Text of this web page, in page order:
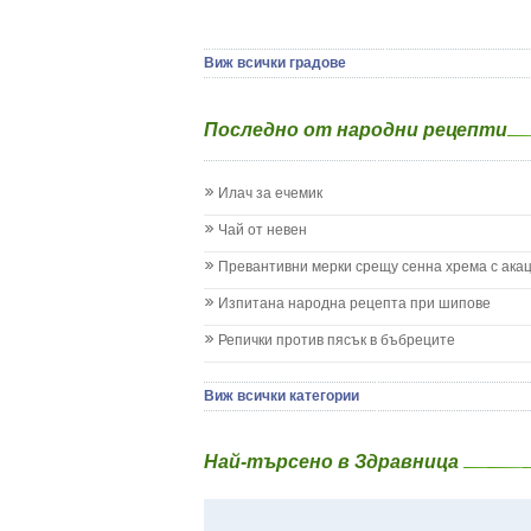
Детски диабет
Жълтеница
Запек на бебето и детето
Кашлица при бебето и детето
Колики
Менингит
Млечница
Нощно напикаване - енуреза
Плач
Виж всички градове
Последно от народни рецепти
Илач за ечемик
Чай от невен
Превантивни мерки срещу сенна хрема с
Изпитана народна рецепта при шипове
Репички против пясък в бъбреците
Виж всички категории
Най-търсено в Здравница